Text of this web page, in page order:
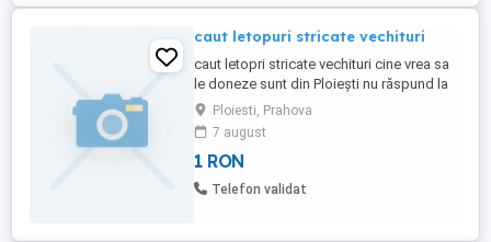
caut letopuri stricate vechituri
caut letopri stricate vechituri cine vrea sa
le doneze sunt din Ploiești nu răspund la
telefon gratis
Ploiesti, Prahova
7 august
1 RON
Telefon validat